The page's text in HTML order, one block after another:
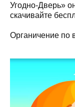
Угодно-Дверь»
скачивайте
Органичение по